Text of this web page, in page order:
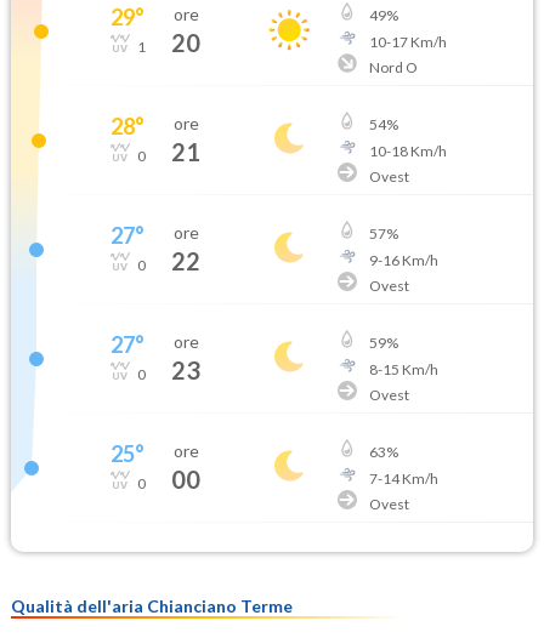
29°
1
ore
20
49%
10-17Km/h
Nord O
28°
0
ore
21
54%
10-18Km/h
Ovest
27°
0
ore
22
57%
9-16Km/h
Ovest
27°
0
ore
23
59%
8-15 Km/h
Ovest
25°
0
ore
00
63%
7-14Km/h
Ovest
Qualità dell'aria Chianciano Terme